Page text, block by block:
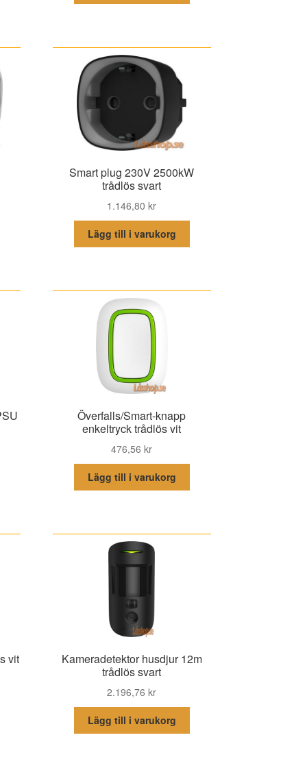
Smart plug 230V 2500kW
trådlös svart
1.146,80kr
Lägg till i varukorg
Överfalls/Smart-knapp
enkeltryck trådlös vit
476,56kr
Lägg till i varukorg
vit
Kameradetektor husdjur 12m
trådlös svart
2.196,76kr
Lägg till i varukorg